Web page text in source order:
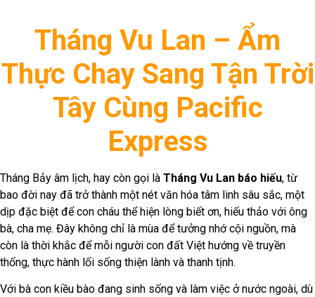
Tháng Vu Lan – Ẩm
Thực Chay Sang Tận Trời
Tây Cùng Pacific
Express
Tháng Bảy âm lịch, hay còn gọi là Tháng Vu Lan báo hiếu, từ
bao đời nay đã trở thành một nét văn hóa tâm linh sâu sắc, một
dịp đặc biệt để con cháu thể hiện lòng biết ơn, hiếu thảo với ông
bà, cha mẹ. Đây không chỉ là mùa để tưởng nhớ cội nguồn, mà
còn là thời khắc để mỗi người con đất Việt hướng về truyền
thống, thực hành lối sống thiện lành và thanh tịnh.
Với bà con kiều bào đang sinh sống và làm việc ở nước ngoài, dù